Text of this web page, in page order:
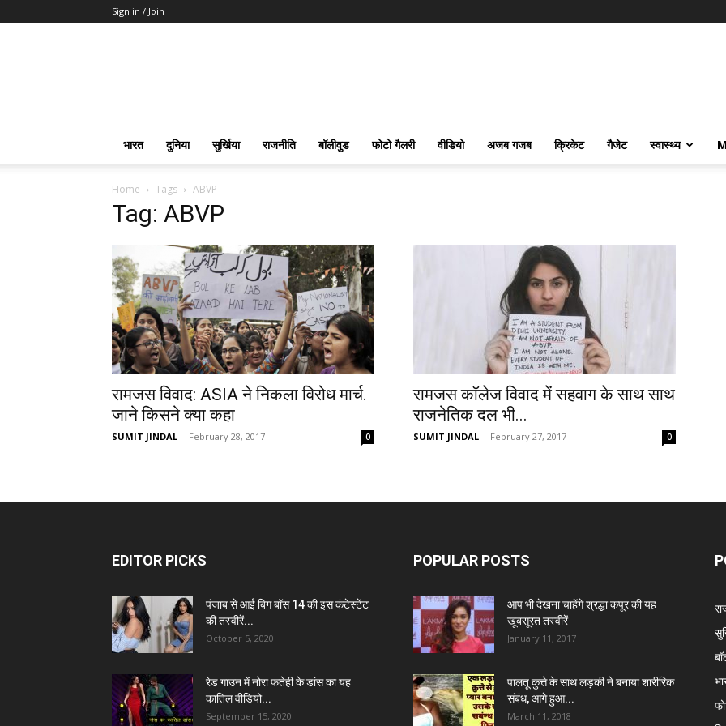
Sign in / Join
भारत दुनिया सुर्खिया राजनीति बॉलीवुड फोटो गैलरी वीडियो अजब गजब क्रिकेट गैजेट स्वास्थ्य
Home Tags ABVP
Tag: ABVP
रामजस विवाद: ASIA ने निकला विरोध मार्च.
जाने किसने क्या कहा
SUMIT JINDAL - February 28, 2017 0
रामजस कॉलेज विवाद में सहवाग के साथ साथ
राजनेतिक दल भी...
SUMIT JINDAL - February 27, 2017 0
EDITOR PICKS
पंजाब से आई बिग बॉस 14 की इस कंटेस्टेंट
की तस्वीरें...
October 5, 2020
रेड गाउन में नोरा फतेही के डांस का यह
कातिल वीडियो...
September 15, 2020
POPULAR POSTS
आप भी देखना चाहेंगे श्रद्धा कपूर की यह
खूबसूरत तस्वीरें
January 11, 2017
पालतू कुत्ते के साथ लड़की ने बनाया शारीरिक
संबंध, आगे हुआ...
March 11, 2018